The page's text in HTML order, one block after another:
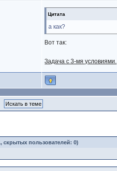
Цитата
а как?
Вот так:
Задача с 3-мя условиями.
скрытых пользователей: 0)